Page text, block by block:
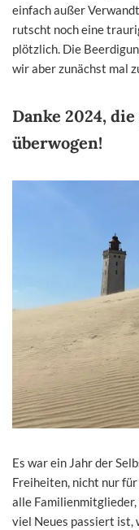
einfach außer
rutscht noch eine
plötzlich. Die
wir aber zunächst mal
Danke 2024,
überwogen!
Es war ein Jahr der
Freiheiten, nicht nur
alle
viel Neues passiert ist,